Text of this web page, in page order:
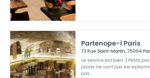
Partenope-i Paris
73 Rue Saint-Martin,75004
Le service est bien :) Petits
pizzas ne sont pas
pas...